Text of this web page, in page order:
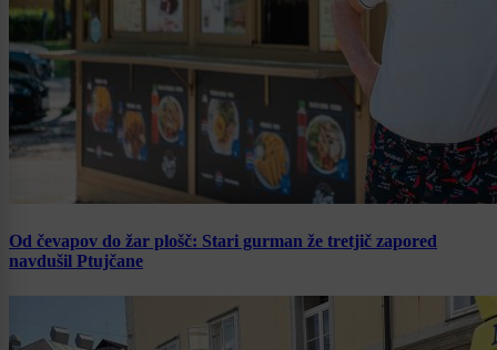
Od čevapov do žar plošč: Stari gurman že tretjič zapored
navdušil Ptujčane